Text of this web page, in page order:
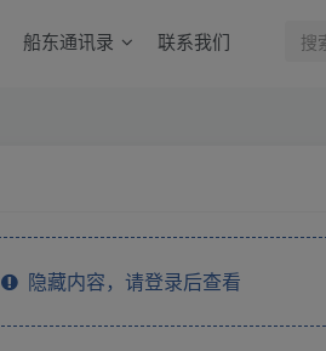
船东通讯录 联系我们
隐藏内容，请登录后查看